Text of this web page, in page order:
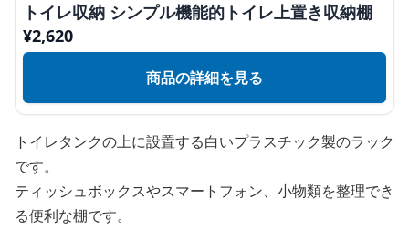
トイレ収納 シンプル機能的トイレ上置き収納棚
¥2,620
商品の詳細を見る
トイレタンクの上に設置する白いプラスチック製のラック
です。
ティッシュボックスやスマートフォン、小物類を整理でき
る便利な棚です。